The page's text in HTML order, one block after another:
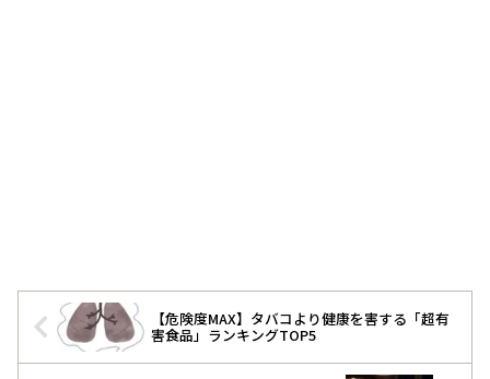
【危険度MAX】タバコより健康を害する「超有
害食品」ランキングTOP5